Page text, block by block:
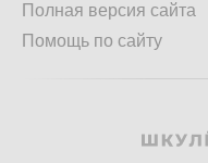
Полная версия сайта
Помощь по сайту